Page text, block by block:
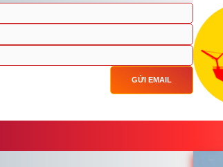
GỬI EMAIL